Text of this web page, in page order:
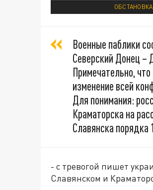
Военные паблики
Северский Донец –
Примечательно,
изменение всей
Для понимания:
Краматорска на
Славянска порядка
- с тревогой пишет
Славянском и